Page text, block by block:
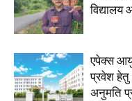
एपेक्स
प्रवेश हेतु
अनुमति